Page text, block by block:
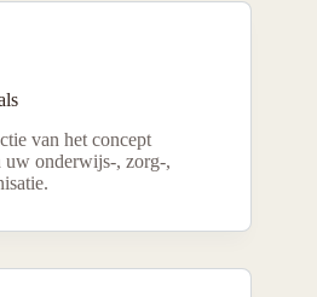
van het concept
uw onderwijs-, zorg-,